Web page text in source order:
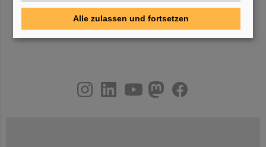
« 2 3 4 5 6 7 8 9 10 11 .... »
youtubehelmholtz.socialfacebook
Alle zulassen und fortsetzen